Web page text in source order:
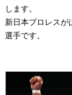
します。
新日本プロレスが
選手です。